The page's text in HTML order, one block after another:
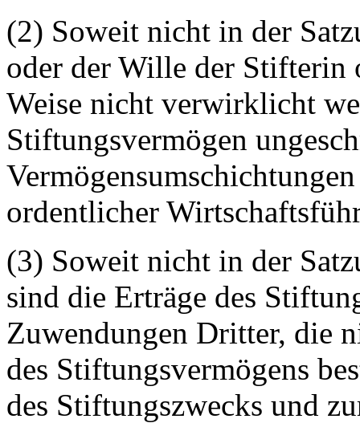
(2) Soweit nicht in der
oder der Wille der Stifterin
Weise nicht verwirklicht
Stiftungsvermögen
ordentlicher
(3) Soweit nicht in der
sind die Erträge des
Zuwendungen Dritter, die
des Stiftungsvermögens
des Stiftungszwecks und